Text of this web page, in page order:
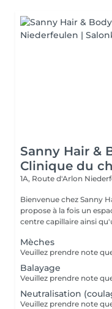
Sanny Hair &
Clinique du
1A, Route d'Arlon
Bienvenue chez Sanny Hair & Body
propose à la fois un
centre capillaire ainsi
Mèches
Balayage
Neutralisation